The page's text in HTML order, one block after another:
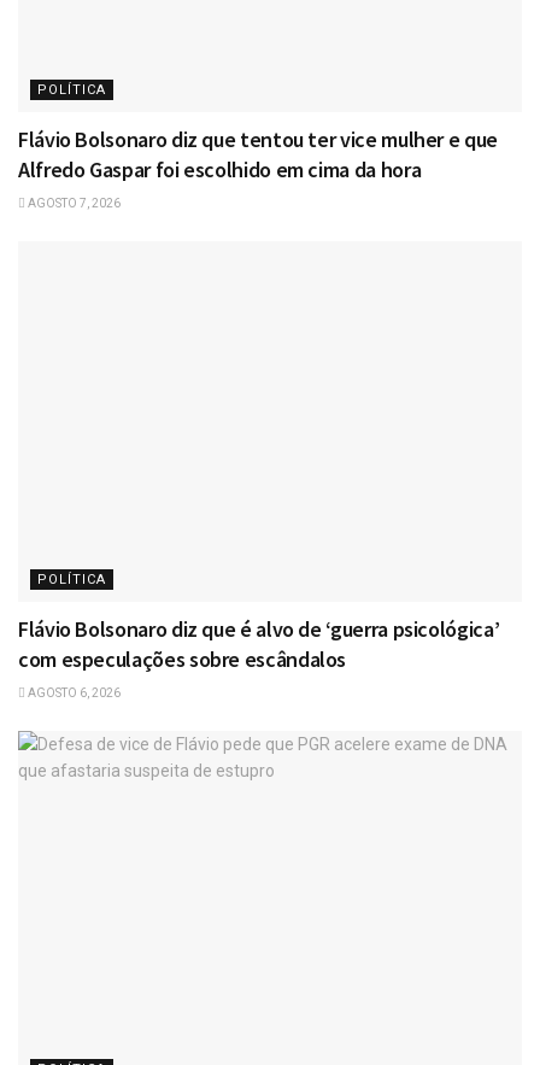
POLÍTICA
Flávio Bolsonaro diz que tentou ter vice mulher e que
Alfredo Gaspar foi escolhido em cima da hora
AGOSTO 7, 2026
POLÍTICA
Flávio Bolsonaro diz que é alvo de ‘guerra psicológica’
com especulações sobre escândalos
AGOSTO 6, 2026